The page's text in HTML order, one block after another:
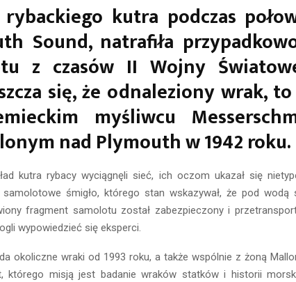
rybackiego kutra podczas
Sound, natrafiła
z czasów II Wojny
się, że odnaleziony wrak, to
myśliwcu
nad Plymouth w 1942 roku.
kutra rybacy wyciągnęli sieć, ich oczom ukazał się
samolotowe śmigło, którego stan wskazywał, że pod wodą
fragment samolotu został zabezpieczony i
wypowiedzieć się eksperci.
okoliczne wraki od 1993 roku, a także wspólnie z żoną
którego misją jest badanie wraków statków i historii